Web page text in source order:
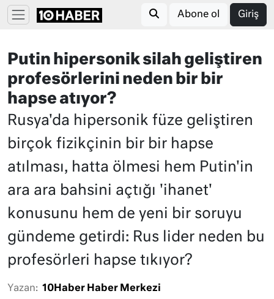
Abone ol Giriş
Putin hipersonik silah geliştiren
profesörlerini neden bir bir
hapse atıyor?
Rusya'da hipersonik füze geliştiren
birçok fizikçinin bir bir hapse
atılması, hatta ölmesi hem Putin'in
ara ara bahsini açtığı 'ihanet'
konusunu hem de yeni bir soruyu
gündeme getirdi: Rus lider neden bu
profesörleri hapse tıkıyor?
Yazan: 10Haber Haber Merkezi